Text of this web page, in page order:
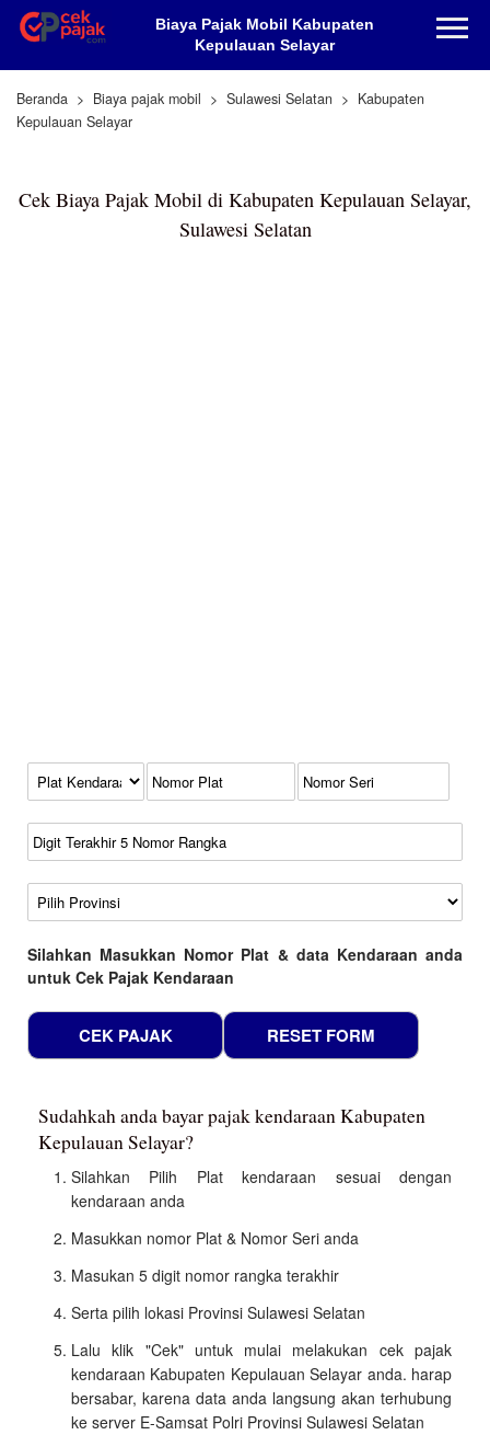
Biaya Pajak Mobil Kabupaten
Kepulauan Selayar
Beranda Biaya pajak mobil Sulawesi Selatan
Kabupaten
Kepulauan Selayar
Cek Biaya Pajak Mobil di Kabupaten Kepulauan Selayar,
Sulawesi Selatan
Kode Plat Kendaraan
No Plat
No Seri
No Rangka
Wilayah
Silahkan Masukkan Nomor Plat & data Kendaraan anda
untuk Cek Pajak Kendaraan
Sudahkah anda bayar pajak kendaraan Kabupaten
Kepulauan Selayar?
Silahkan Pilih Plat kendaraan sesuai dengan
kendaraan anda
Masukkan nomor Plat & Nomor Seri anda
Masukan 5 digit nomor rangka terakhir
Serta pilih lokasi Provinsi Sulawesi Selatan
Lalu klik "Cek" untuk mulai melakukan cek pajak
kendaraan Kabupaten Kepulauan Selayar anda. harap
bersabar, karena data anda langsung akan terhubung
ke server E-Samsat Polri Provinsi Sulawesi Selatan